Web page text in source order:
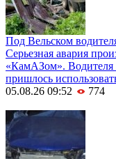
Под Вельском
Серьезная авария
«КамАЗом». Водителя
пришлось
05.08.26 09:52
774